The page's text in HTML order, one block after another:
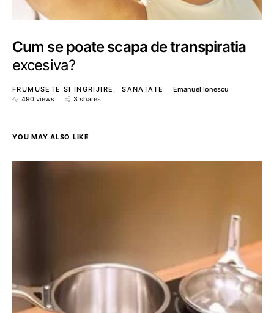
Cum se poate scapa de transpiratia
excesiva?
FRUMUSETE SI INGRIJIRE SANATATE
Emanuel Ionescu
490 views
3 shares
YOU MAY ALSO LIKE